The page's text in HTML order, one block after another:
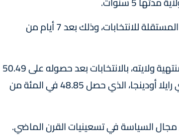
وتم الإعلان الرسمي عن فوز روتو بالمركز الوطني للفرز للجنة المستقلة للانتخابات، وذلك بعد 7 أيام من
وفاز روتو، البالغ من العمر 55 عاما، وهو أيضا نائب الرئيس المنتهية ولايته، بالانتخابات بعد حصوله على 50.49
في المئة من إجمالي الأصوات، متفوقا على منافسه الرئيسي رايلا أودينجا، الذي حصل 48.85 في المئة من
السياسة في تسعينيات القرن الماضي.